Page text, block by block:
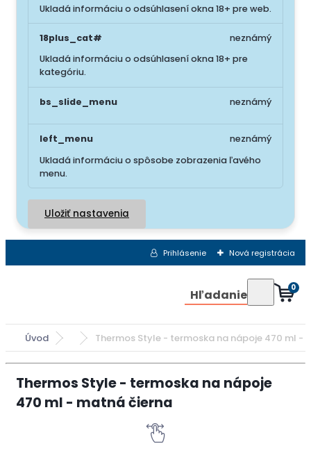
Ukladá informáciu o odsúhlasení okna 18+ pre web.
18plus_cat#
Ukladá informáciu o odsúhlasení okna 18+ pre
kategóriu.
neznámý
bs_slide_menu neznámý
left_menu
Ukladá informáciu o spôsobe zobrazenia ľavého
menu.
neznámý
Uložiť nastavenia
Prihlásenie Nová registrácia
Hľadanie 0
Úvod Thermos Style - termoska na nápoje 470 ml -
Thermos Style - termoska na nápoje
470 ml - matná čierna